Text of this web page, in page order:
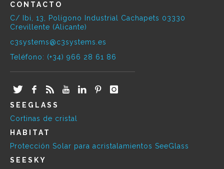
CONTACTO
C/ Ibi, 13, Polígono Industrial Cachapets 03330
Crevillente (Alicante)
c3systems@c3systems.es
Teléfono: (+34) 966 28 61 86
SEEGLASS
Cortinas de cristal
HABITAT
Protección Solar para acristalamientos SeeGlass
SEESKY